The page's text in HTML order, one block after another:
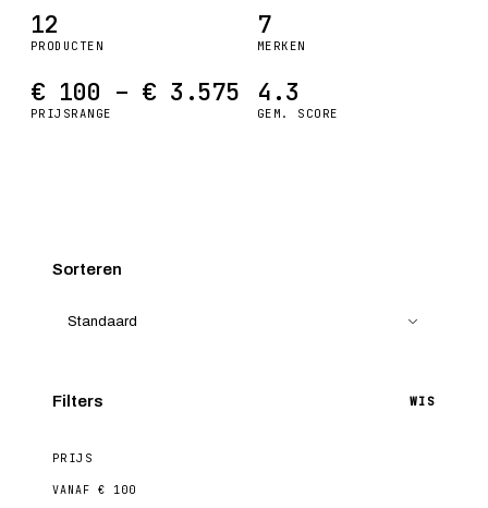
12
PRODUCTEN
7
MERKEN
€ 100 – € 3.575
PRIJSRANGE
4.3
GEM. SCORE
Sorteren
Filters WIS
PRIJS
VANAF € 100